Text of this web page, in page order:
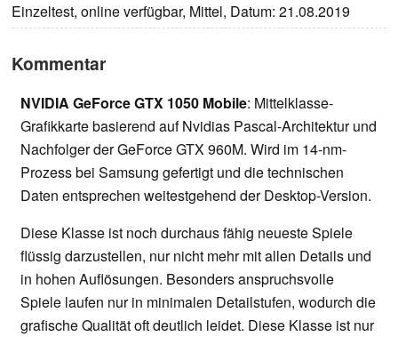
Einzeltest, online verfügbar, Mittel, Datum: 21.08.2019
Kommentar
NVIDIA GeForce GTX 1050 Mobile: Mittelklasse-
Grafikkarte basierend auf Nvidias Pascal-Architektur und
Nachfolger der GeForce GTX 960M. Wird im 14-nm-
Prozess bei Samsung gefertigt und die technischen
Daten entsprechen weitestgehend der Desktop-Version.
Diese Klasse ist noch durchaus fähig neueste Spiele
flüssig darzustellen, nur nicht mehr mit allen Details und
in hohen Auflösungen. Besonders anspruchsvolle
Spiele laufen nur in minimalen Detailstufen, wodurch die
grafische Qualität oft deutlich leidet. Diese Klasse ist nur